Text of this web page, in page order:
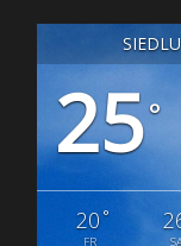
25°
20°
FR